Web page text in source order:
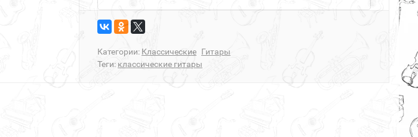
Категории: Классические Гитары
Теги: классические гитары